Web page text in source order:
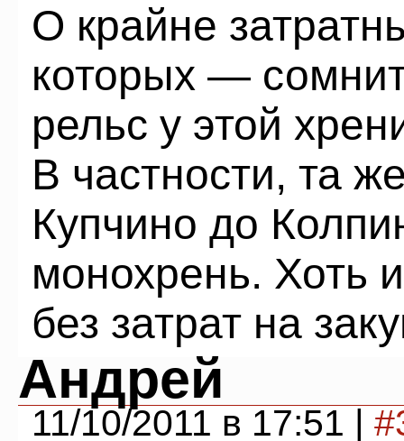
О крайне
которых —
рельс у этой
В частности, та
Купчино до
монохрень. Хоть
без затрат на
Андрей
11/10/2011 в 17:51 |